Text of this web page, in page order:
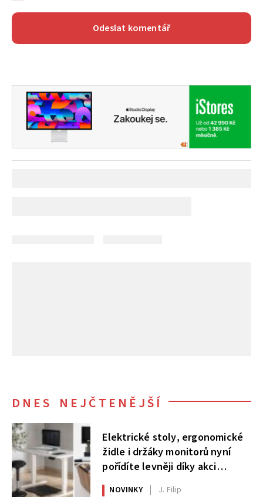
DNES NEJČTENĚJŠÍ
Elektrické stoly, ergonomické
židle i držáky monitorů nyní
pořídíte levněji díky akci
AlzaErgo
NOVINKY J. Filip